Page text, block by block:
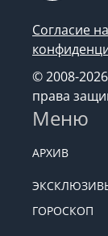
Согласие
© 2008-
права
Меню
АРХИВ
ГОРОСКОП